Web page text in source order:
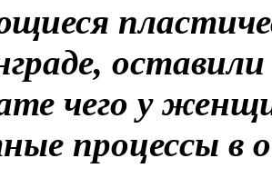
чего у
процессы в